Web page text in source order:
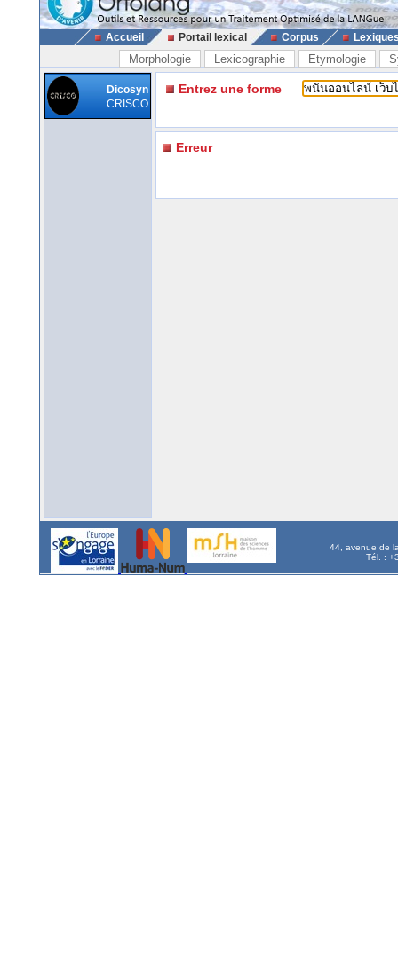
Accueil Portail lexical Corpus
Morphologie Lexicographie Etymologie
Dicosyn
CRISCO
Entrez une forme
Erreur
44, avenue de
Tél. :